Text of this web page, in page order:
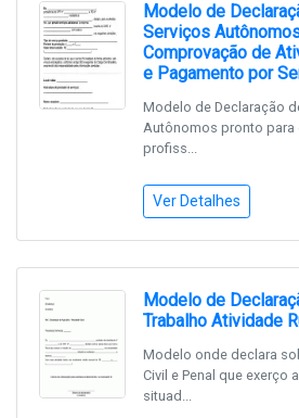
Modelo de
Serviços
Comprovação de
e Pagamento por
Modelo de Declaração
Autônomos pronto para
profiss...
Ver Detalhes
Modelo de
Trabalho Atividade
Modelo onde declara
Civil e Penal que exerço
situad...